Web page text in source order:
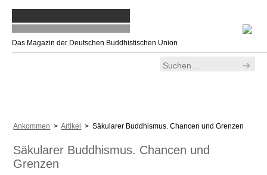
Das Magazin der Deutschen Buddhistischen Union
Ankommen >Artikel > Säkularer Buddhismus. Chancen und Grenzen
Säkularer Buddhismus. Chancen und
Grenzen